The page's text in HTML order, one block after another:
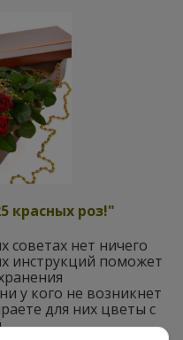
красных роз!"
нет ничего
инструкций поможет
у кого не возникнет
для них цветы с